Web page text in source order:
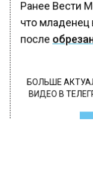
Ранее Вести
что младенец
после
БОЛЬШЕ
ВИДЕО В